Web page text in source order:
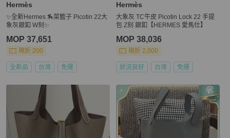
Hermès
✨全新Hermes 🏇菜籃子 Picotin 22大
象灰銀釦 W刻✨
MOP 37,651
現折 200
全新品 台灣 免運
Hermès
大象灰 TC牛皮 Picotin Lock 22 手提
包 Z刻 銀釦【HERMES 愛馬仕】
MOP 38,036
現折 2,000
狀況良好 台灣 免運